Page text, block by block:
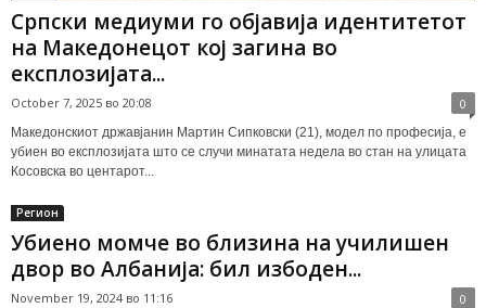
Српски медиуми го објавија идентитетот
на Македонецот кој загина во
експлозијата...
October 7, 2025 во 20:08 0
Македонскиот државјанин Мартин Сипковски (21), модел по професија, е
убиен во експлозијата што се случи минатата недела во стан на улицата
Косовска во центарот...
Регион
Убиено момче во близина на училишен
двор во Албанија: бил избоден...
November 19, 2024 во 11:16 0